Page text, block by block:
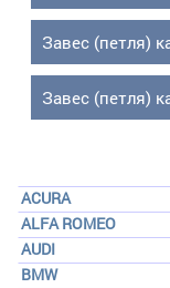
ACURA
ALFA ROMEO
AUDI
BMW
Завес (петля)
Завес (петля)